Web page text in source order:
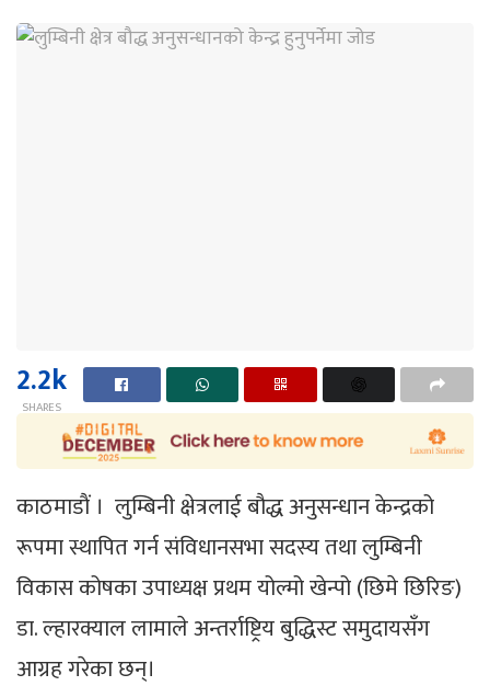
2.2k
SHARES
काठमाडाैं । लुम्बिनी क्षेत्रलाई बौद्ध अनुसन्धान केन्द्रको
रूपमा स्थापित गर्न संविधानसभा सदस्य तथा लुम्बिनी
विकास कोषका उपाध्यक्ष प्रथम योल्मो खेन्पो (छिमे छिरिङ)
डा. ल्हारक्याल लामाले अन्तर्राष्ट्रिय बुद्धिस्ट समुदायसँग
आग्रह गरेका छन्।